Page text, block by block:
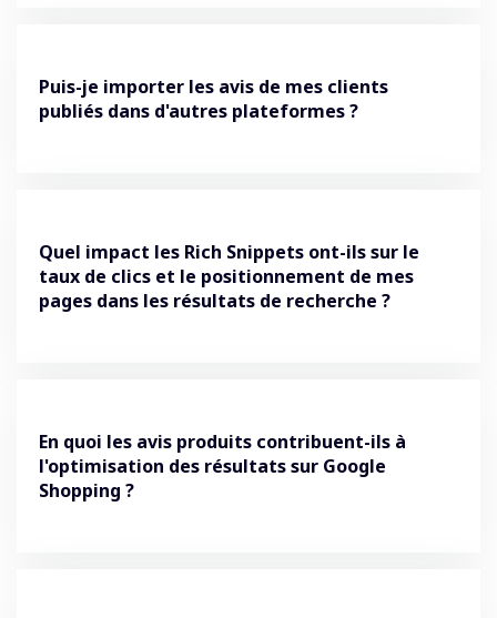
Puis-je importer les avis de mes clients
publiés dans d'autres plateformes ?
Quel impact les Rich Snippets ont-ils sur le
taux de clics et le positionnement de mes
pages dans les résultats de recherche ?
En quoi les avis produits contribuent-ils à
l'optimisation des résultats sur Google
Shopping ?